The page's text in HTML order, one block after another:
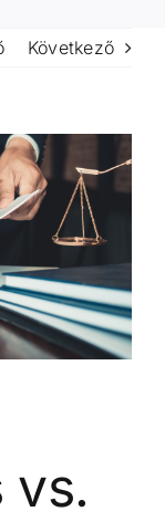
Következő
vs.